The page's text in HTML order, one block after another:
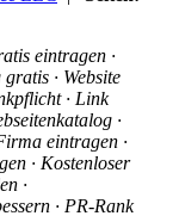
eintragen ·
· Website
· Link
·
eintragen ·
· Kostenloser
·
· PR-Rank